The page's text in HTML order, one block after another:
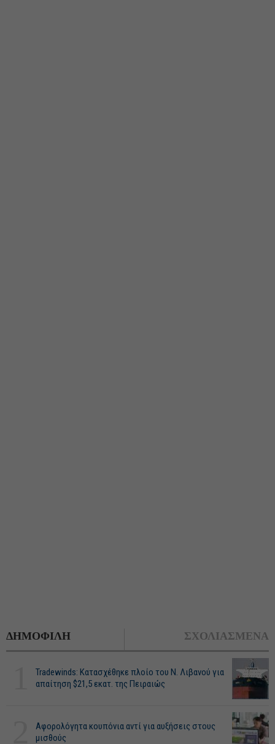
ΔΗΜΟΦΙΛΗ ΣΧΟΛΙΑΣΜΕΝΑ
Tradewinds: Κατασχέθηκε πλοίο του Ν. Λιβανού για
απαίτηση $21,5 εκατ. της Πειραιώς
Αφορολόγητα κουπόνια αντί για αυξήσεις στους
μισθούς